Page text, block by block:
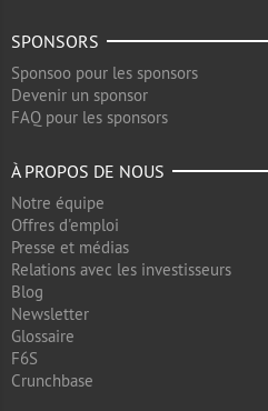
SPONSORS
Sponsoo pour les sponsors
Devenir un sponsor
FAQ pour les sponsors
À PROPOS DE NOUS
Notre équipe
Offres d'emploi
Presse et médias
Relations avec les investisseurs
Blog
Newsletter
Glossaire
F6S
Crunchbase